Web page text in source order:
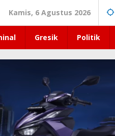
Kamis, 6 Agustus 2026
Gresik Politik